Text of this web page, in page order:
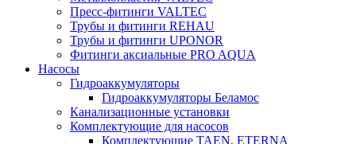
Пресс-фитинги VALTEC
Трубы и фитинги REHAU
Трубы и фитинги UРONOR
Фитинги аксиальные PRO AQUA
Насосы
Гидроаккумуляторы
Гидроаккумуляторы Беламос
Канализационные установки
Комплектующие для насосов
Комплектующие TAEN, ETERNA